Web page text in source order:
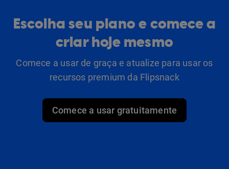
Escolha seu plano e comece a
criar hoje mesmo
Comece a usar de graça e atualize para usar os
recursos premium da Flipsnack
Comece a usar gratuitamente